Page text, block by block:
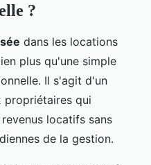
?
dans les locations
plus qu'une simple
Il s'agit d'un
propriétaires qui
locatifs sans
de la gestion.